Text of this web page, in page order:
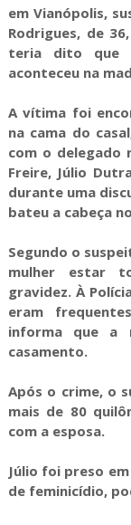
em Vianópolis,
Rodrigues, de
teria dito que
aconteceu na
A vítima foi
na cama do
com o delegado
Freire, Júlio
durante uma
bateu a cabeça
Segundo o
mulher estar
gravidez. À
eram
informa que a
casamento.
Após o crime, o
mais de 80
com a esposa.
Júlio foi preso
de feminicídio,